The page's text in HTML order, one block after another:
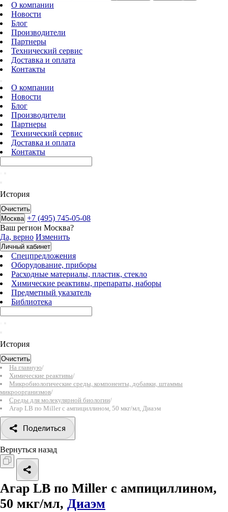
О компании
Новости
Блог
Производители
Партнеры
Технический сервис
Доставка и оплата
Контакты
О компании
Новости
Блог
Производители
Партнеры
Технический сервис
Доставка и оплата
Контакты
История
Очистить
Москва +7 (495) 745-05-08
Ваш регион Москва?
Да, верно Изменить
Личный кабинет
Спецпредложения
Оборудование, приборы
Расходные материалы, пластик, стекло
Химические реактивы, препараты, наборы
Предметный указатель
Библиотека
История
Очистить
На главную/
Химические реактивы/
Микробиологические среды, компоненты, добавки, штаммы
микроорганизмов/
Среды для молекулярной биологии/
Агар LB по Miller с ампициллином, 50 мкг/мл, Диаэм
Поделиться
Вернуться назад
Агар LB по Miller с ампициллином,
50 мкг/мл, Диаэм